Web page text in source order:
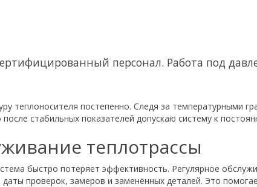
персонал. Работа под
теплоносителя постепенно. Следя за температурными
стабильных показателей допускаю систему к
теплотрассы
быстро потеряет эффективность. Регулярное
проверок, замеров и заменённых деталей. Это